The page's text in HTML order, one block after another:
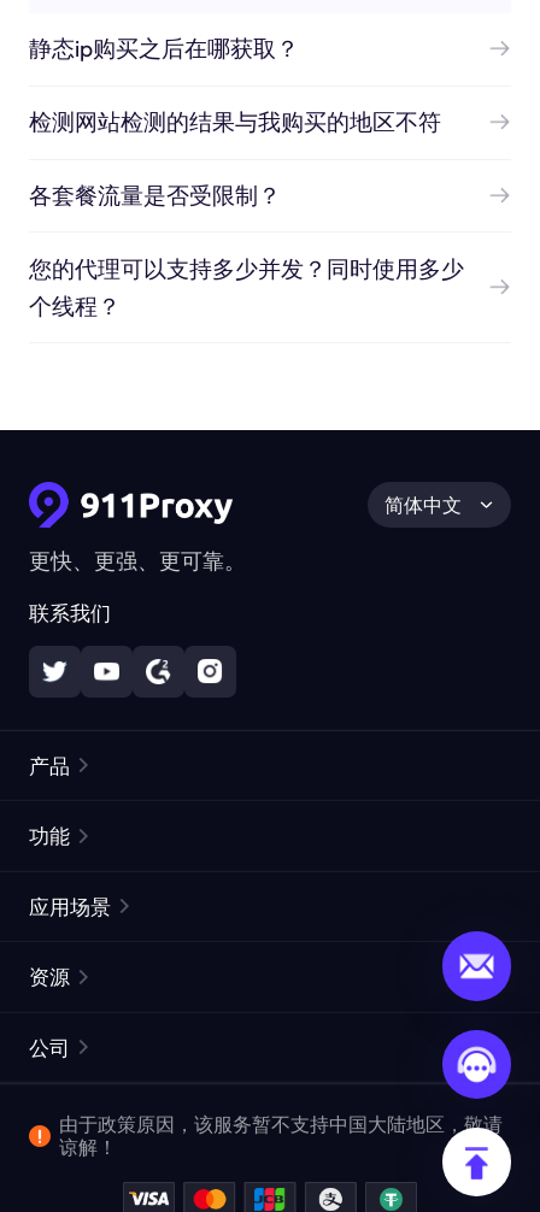
静态ip购买之后在哪获取？
检测网站检测的结果与我购买的地区不符
各套餐流量是否受限制？
您的代理可以支持多少并发？同时使用多少
个线程？
更快、更强、更可靠。
联系我们
简体中文
产品
静态住宅代理
网页抓取 API
视频下载 API
功能
ISP代理
ProxySite
应用场景
市场研究
爬行和索引
查看全部使用场景
资源
常见问题解答
位置
公司
企业服务
反洗钱合规计划
由于政策原因，该服务暂不支持中国大陆地区，敬请
谅解！